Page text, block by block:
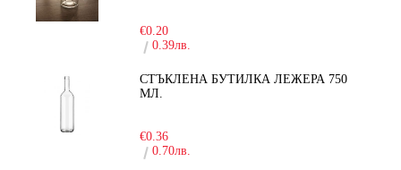
€0.20
0.39лв.
СТЪКЛЕНА БУТИЛКА ЛЕЖЕРА 750
МЛ.
€0.36
0.70лв.